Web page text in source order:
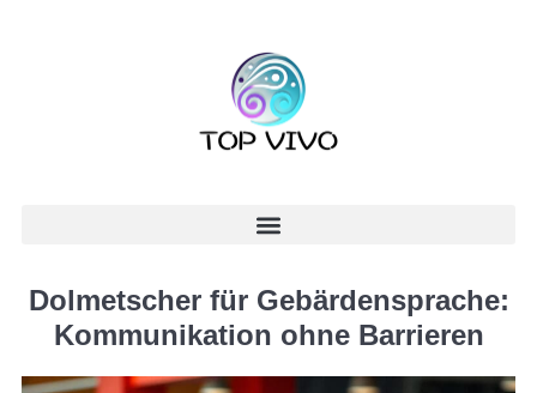
Dolmetscher für Gebärdensprache:
Kommunikation ohne Barrieren